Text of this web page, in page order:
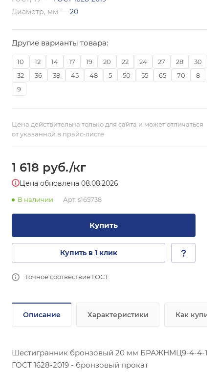
Диаметр, мм — 20
Другие варианты товара:
10 12 14 17 19 20 22 24 27 28
30
32
36 38 45 48 5 50 55 65 70
8
9
Цена действительна только для сайта и может отличаться
от указанной в прайс-листе
1 618 руб./кг
Цена обновлена 08.08.2026
В наличии Арт. s165738
Купить
Купить в 1 клик
Точное соотвествие ГОСТ.
Описание Характеристики Как купить
Шестигранник бронзовый 20 мм БРАЖНМЦ9-4-4-1
ГОСТ 1628-2019 - бронзовый прокат